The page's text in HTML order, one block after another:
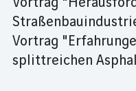
Vortrag
splittreichen